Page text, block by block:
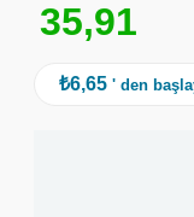
35,91
₺6,65 ' den